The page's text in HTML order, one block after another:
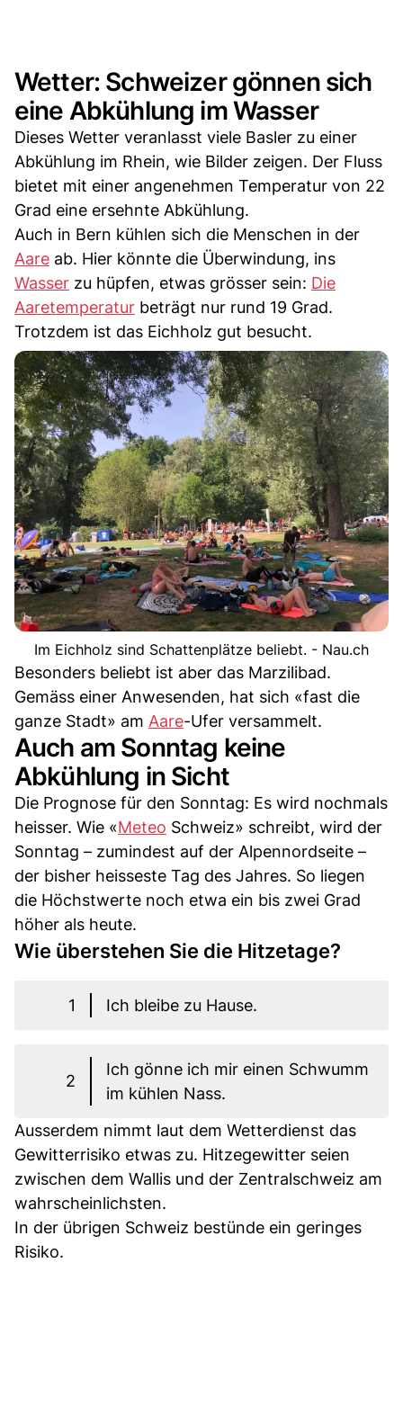
Wetter: Schweizer gönnen sich
eine Abkühlung im Wasser
Dieses Wetter veranlasst viele Basler zu einer
Abkühlung im Rhein, wie Bilder zeigen. Der Fluss
bietet mit einer angenehmen Temperatur von 22
Grad eine ersehnte Abkühlung.
Auch in Bern kühlen sich die Menschen in der
Aare ab. Hier könnte die Überwindung, ins
Wasser zu hüpfen, etwas grösser sein: Die
Aaretemperatur beträgt nur rund 19 Grad.
Trotzdem ist das Eichholz gut besucht.
Im Eichholz sind Schattenplätze beliebt. - Nau.ch
Besonders beliebt ist aber das Marzilibad.
Gemäss einer Anwesenden, hat sich «fast die
ganze Stadt» am Aare-Ufer versammelt.
Auch am Sonntag keine
Abkühlung in Sicht
Die Prognose für den Sonntag: Es wird nochmals
heisser. Wie «Meteo Schweiz» schreibt, wird der
Sonntag – zumindest auf der Alpennordseite –
der bisher heisseste Tag des Jahres. So liegen
die Höchstwerte noch etwa ein bis zwei Grad
höher als heute.
Wie überstehen Sie die Hitzetage?
1 Ich bleibe zu Hause.
2
Ich gönne ich mir einen Schwumm
im kühlen Nass.
Ausserdem nimmt laut dem Wetterdienst das
Gewitterrisiko etwas zu. Hitzegewitter seien
zwischen dem Wallis und der Zentralschweiz am
wahrscheinlichsten.
In der übrigen Schweiz bestünde ein geringes
Risiko.